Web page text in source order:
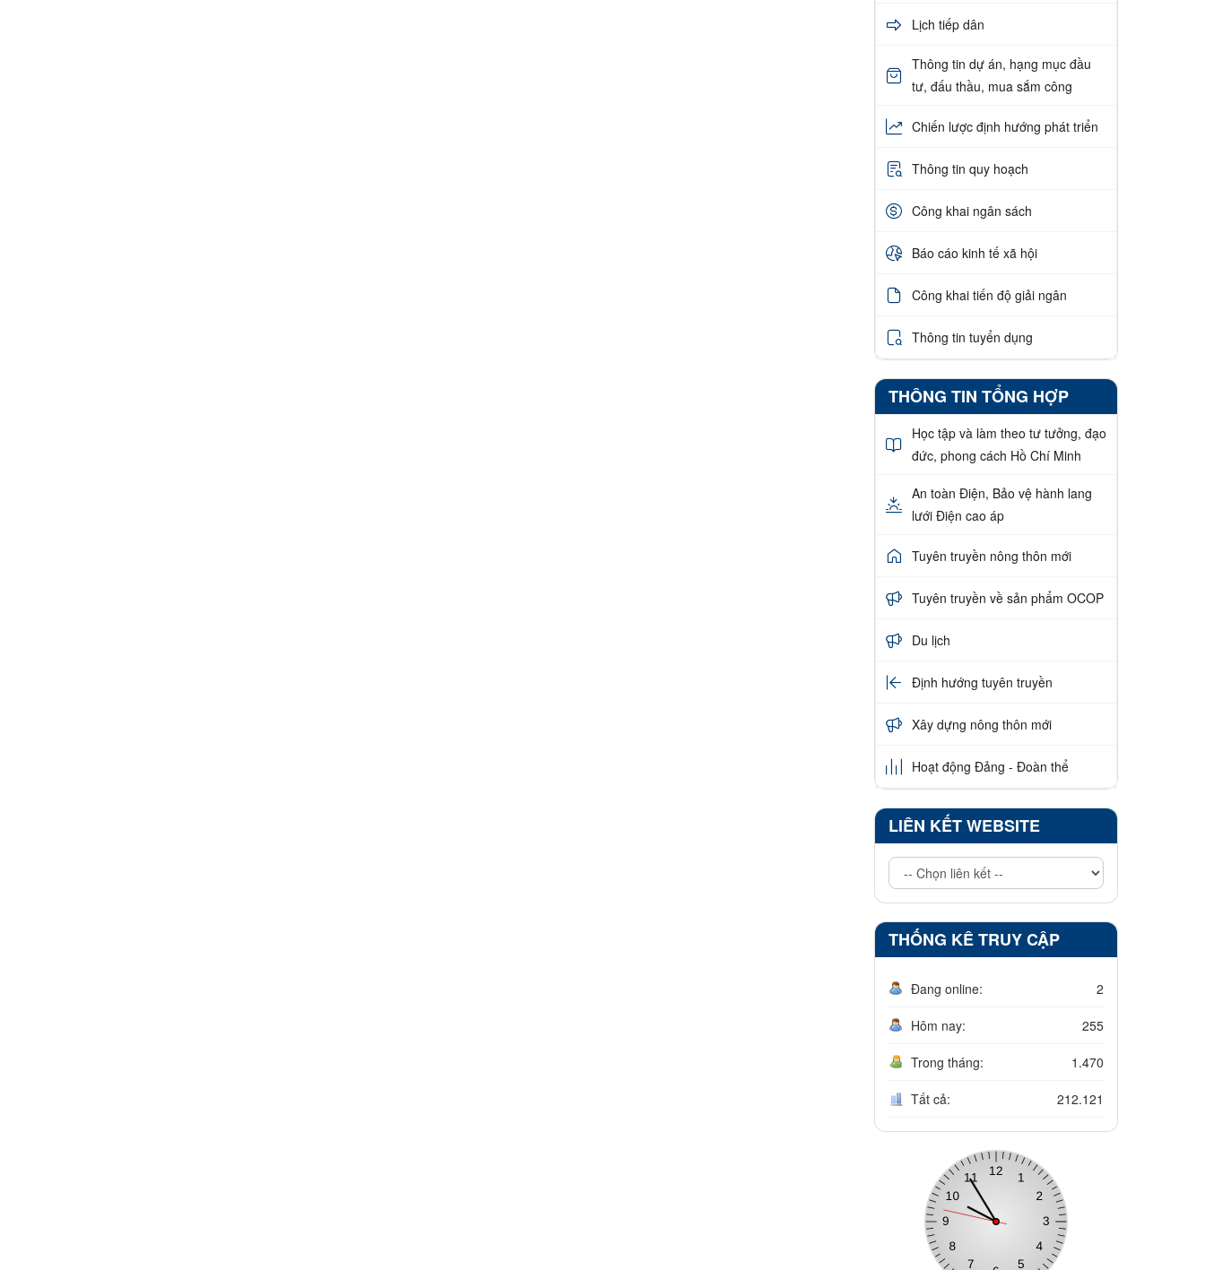
Lịch tiếp dân
Thông tin dự án, hạng mục đầu
tư, đấu thầu, mua sắm công
Chiến lược định hướng phát triển
Thông tin quy hoạch
Công khai ngân sách
Báo cáo kinh tế xã hội
Công khai tiến độ giải ngân
Thông tin tuyển dụng
THÔNG TIN TỔNG HỢP
Học tập và làm theo tư tưởng, đạo
đức, phong cách Hồ Chí Minh
An toàn Điện, Bảo vệ hành lang
lưới Điện cao áp
Tuyên truyền nông thôn mới
Tuyên truyền về sản phẩm OCOP
Du lịch
Định hướng tuyên truyền
Xây dựng nông thôn mới
Hoạt động Đảng - Đoàn thể
LIÊN KẾT WEBSITE
THỐNG KÊ TRUY CẬP
Đang online: 2
Hôm nay: 255
Trong tháng: 1.470
Tất cả: 212.121